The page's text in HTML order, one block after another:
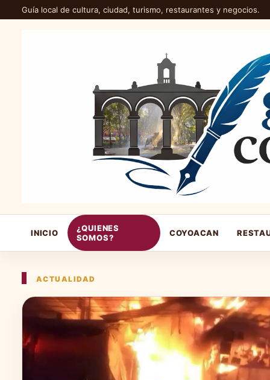
Guía local de cultura, ciudad, turismo, restaurantes y negocios.
INICIO
¿QUIENES
SOMOS?
COYOACAN
ACTUALIDAD